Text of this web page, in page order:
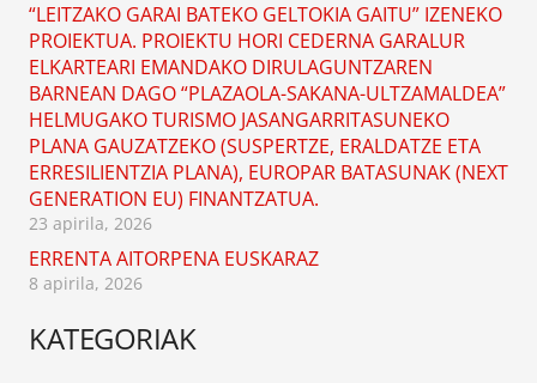
“LEITZAKO GARAI BATEKO GELTOKIA GAITU” IZENEKO
PROIEKTUA. PROIEKTU HORI CEDERNA GARALUR
ELKARTEARI EMANDAKO DIRULAGUNTZAREN
BARNEAN DAGO “PLAZAOLA-SAKANA-ULTZAMALDEA”
HELMUGAKO TURISMO JASANGARRITASUNEKO
PLANA GAUZATZEKO (SUSPERTZE, ERALDATZE ETA
ERRESILIENTZIA PLANA), EUROPAR BATASUNAK (NEXT
GENERATION EU) FINANTZATUA.
23 apirila, 2026
ERRENTA AITORPENA EUSKARAZ
8 apirila, 2026
KATEGORIAK